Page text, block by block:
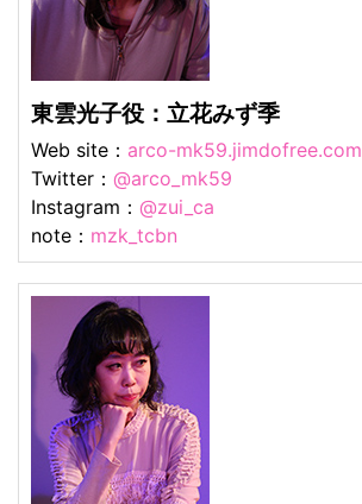
東雲光子役：立花みず季
Web site： arco-mk59.jimdofree.com
Twitter： @arco_mk59
Instagram： @zui_ca
note： mzk_tcbn